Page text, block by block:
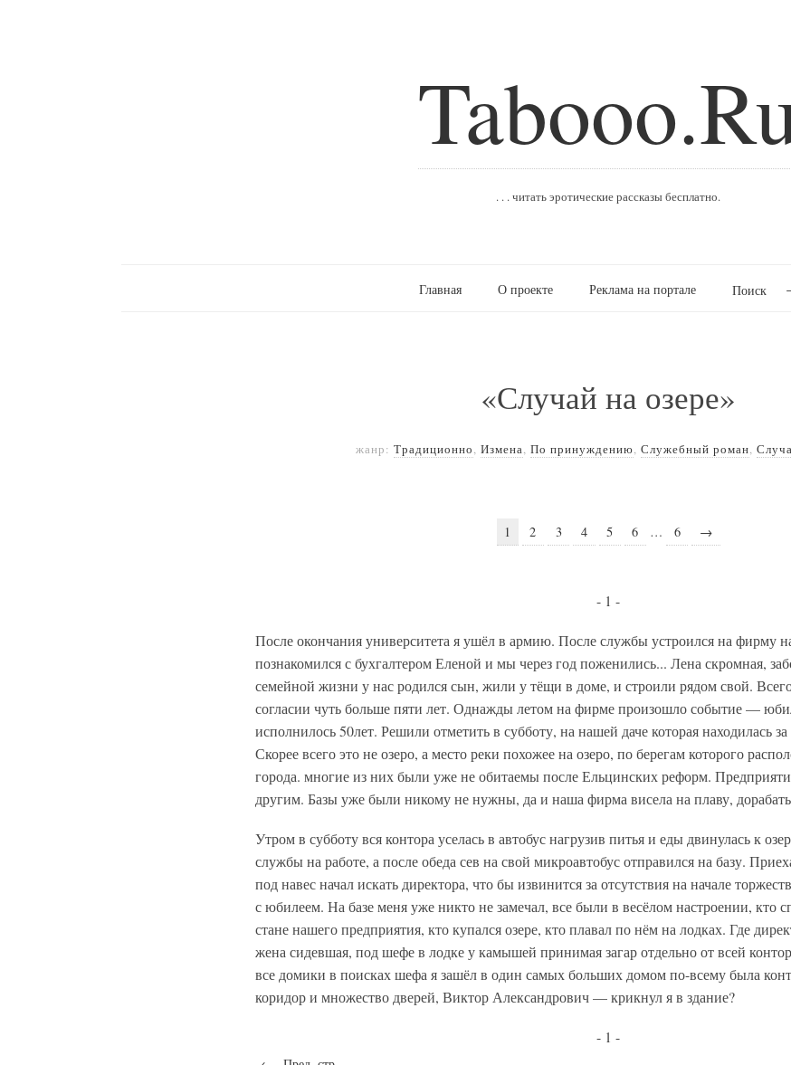
. . . читать эротические рассказы бесплатно.
Главная О проекте Реклама на портале Поиск
«Случай на озере»
жанр: Традиционно, Измена, По принуждению, Служебный роман,
1 2 3 4 5 6 … 6 →
- 1 -
После окончания университета я ушёл в армию. После службы устроился на фирму
познакомился с бухгалтером Еленой и мы через год поженились... Лена скромная,
семейной жизни у нас родился сын, жили у тёщи в доме, и строили рядом свой.
согласии чуть больше пяти лет. Однажды летом на фирме произошло событие —
исполнилось 50лет. Решили отметить в субботу, на нашей даче которая находилась
Скорее всего это не озеро, а место реки похожее на озеро, по берегам которого
города. многие из них были уже не обитаемы после Ельцинских реформ.
другим. Базы уже были никому не нужны, да и наша фирма висела на плаву,
Утром в субботу вся контора уселась в автобус нагрузив питья и еды двинулась к
службы на работе, а после обеда сев на свой микроавтобус отправился на базу.
под навес начал искать директора, что бы извинится за отсутствия на начале
с юбилеем. На базе меня уже никто не замечал, все были в весёлом настроении, кто
стане нашего предприятия, кто купался озере, кто плавал по нём на лодках. Где
жена сидевшая, под шефе в лодке у камышей принимая загар отдельно от всей
все домики в поисках шефа я зашёл в один самых больших домом по-всему была
коридор и множество дверей, Виктор Александрович — крикнул я в здание?
- 1 -